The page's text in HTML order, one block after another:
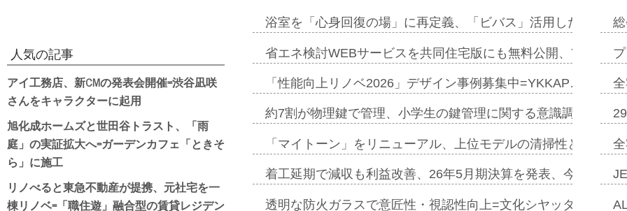
浴室を「心身回復の場」に再定義、「ビバス」活用した新入浴
省エネ検討WEBサービスを共同住宅版にも無料公開、YKKAP
「性能向上リノベ2026」デザイン事例募集中=YKKAP…
約7割が物理鍵で管理、小学生の鍵管理に関する意識調査
「マイトーン」をリニューアル、上位モデルの清掃性と安全
着工延期で減収も利益改善、26年5月期決算を発表、今期は増
透明な防火ガラスで意匠性・視認性向上=文化シヤッター…
人気の記事
アイ工務店、新CMの発表会開催=渋谷凪咲
さんをキャラクターに起用
旭化成ホームズと世田谷トラスト、「雨
庭」の実証拡大へ=ガーデンカフェ「ときそ
ら」に施工
リノべると東急不動産が提携、元社宅を一
棟リノベ=「職住遊」融合型の賃貸レジデン